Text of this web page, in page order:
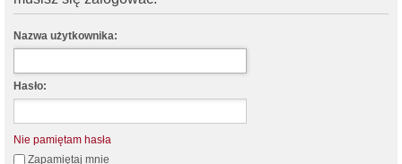
Nazwa użytkownika:
Hasło:
Nie pamiętam hasła
Zapamiętaj mnie